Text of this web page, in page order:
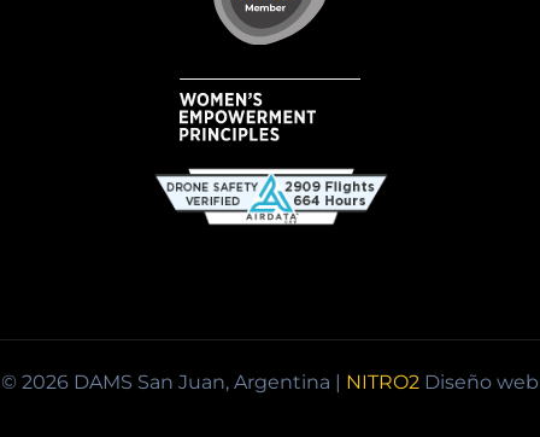
© 2026 DAMS San Juan, Argentina | NITRO2 Diseño web